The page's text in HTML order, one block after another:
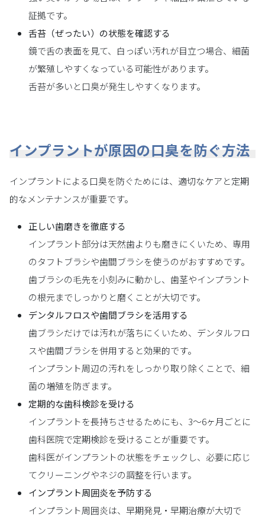
証拠です。
舌苔（ぜったい）の状態を確認する
鏡で舌の表面を見て、白っぽい汚れが目立つ場合、細菌
が繁殖しやすくなっている可能性があります。
舌苔が多いと口臭が発生しやすくなります。
インプラントが原因の口臭を防ぐ方法
インプラントによる口臭を防ぐためには、適切なケアと定期
的なメンテナンスが重要です。
正しい歯磨きを徹底する
インプラント部分は天然歯よりも磨きにくいため、専用
のタフトブラシや歯間ブラシを使うのがおすすめです。
歯ブラシの毛先を小刻みに動かし、歯茎やインプラント
の根元までしっかりと磨くことが大切です。
デンタルフロスや歯間ブラシを活用する
歯ブラシだけでは汚れが落ちにくいため、デンタルフロ
スや歯間ブラシを併用すると効果的です。
インプラント周辺の汚れをしっかり取り除くことで、細
菌の増殖を防ぎます。
定期的な歯科検診を受ける
インプラントを長持ちさせるためにも、3〜6ヶ月ごとに
歯科医院で定期検診を受けることが重要です。
歯科医がインプラントの状態をチェックし、必要に応じ
てクリーニングやネジの調整を行います。
インプラント周囲炎を予防する
インプラント周囲炎は、早期発見・早期治療が大切で